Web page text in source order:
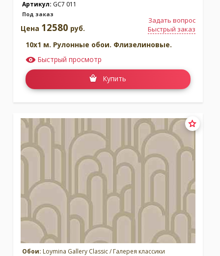
Артикул: GC7 011
Под заказ
Задать вопрос
Быстрый заказ
Цена 12580 руб.
10x1 м. Рулонные обои. Флизелиновые.
Быстрый просмотр
Купить
Обои: Loymina Gallery Classic / Галерея классики